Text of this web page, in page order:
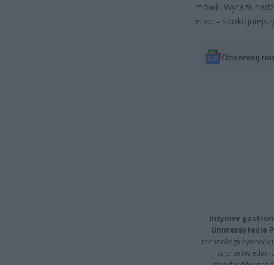
mówił. Wyraził
etap –
Obserwuj
Inżynier
Uniwersytecie
technologii
w